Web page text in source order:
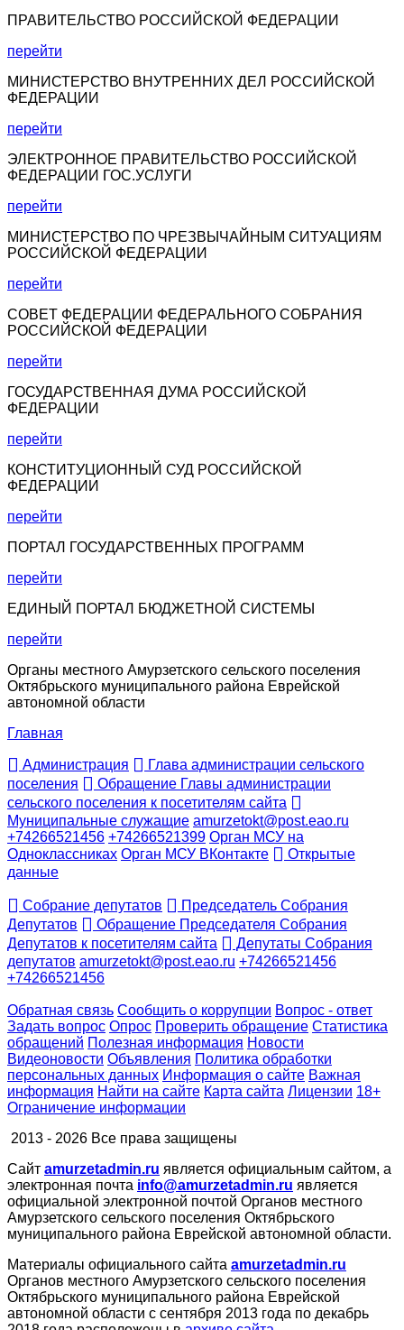
ПРАВИТЕЛЬСТВО РОССИЙСКОЙ ФЕДЕРАЦИИ
перейти
МИНИСТЕРСТВО ВНУТРЕННИХ ДЕЛ РОССИЙСКОЙ
ФЕДЕРАЦИИ
перейти
ЭЛЕКТРОННОЕ ПРАВИТЕЛЬСТВО РОССИЙСКОЙ
ФЕДЕРАЦИИ ГОС.УСЛУГИ
перейти
МИНИСТЕРСТВО ПО ЧРЕЗВЫЧАЙНЫМ СИТУАЦИЯМ
РОССИЙСКОЙ ФЕДЕРАЦИИ
перейти
СОВЕТ ФЕДЕРАЦИИ ФЕДЕРАЛЬНОГО СОБРАНИЯ
РОССИЙСКОЙ ФЕДЕРАЦИИ
перейти
ГОСУДАРСТВЕННАЯ ДУМА РОССИЙСКОЙ
ФЕДЕРАЦИИ
перейти
КОНСТИТУЦИОННЫЙ СУД РОССИЙСКОЙ
ФЕДЕРАЦИИ
перейти
ПОРТАЛ ГОСУДАРСТВЕННЫХ ПРОГРАММ
перейти
ЕДИНЫЙ ПОРТАЛ БЮДЖЕТНОЙ СИСТЕМЫ
перейти
Органы местного Амурзетского сельского поселения
Октябрьского муниципального района Еврейской
автономной области
Главная
Администрация
Глава администрации сельского
поселения
Обращение Главы администрации
сельского поселения к посетителям сайта
Муниципальные служащие amurzetokt@post.eao.ru
+74266521456 +74266521399 Орган МСУ на
Одноклассниках Орган МСУ ВКонтакте
Открытые
данные
Собрание депутатов
Председатель Собрания
Депутатов
Обращение Председателя Собрания
Депутатов к посетителям сайта
Депутаты Собрания
депутатов amurzetokt@post.eao.ru +74266521456
+74266521456
Обратная связь Сообщить о коррупции Вопрос - ответ
Задать вопрос Опрос Проверить обращение Статистика
обращений Полезная информация Новости
Видеоновости Объявления Политика обработки
персональных данных Информация о сайте Важная
информация Найти на сайте Карта сайта Лицензии 18+
Ограничение информации
2013 - 2026 Все права защищены
Сайт amurzetadmin.ru является официальным сайтом, а
электронная почта info@amurzetadmin.ru является
официальной электронной почтой Органов местного
Амурзетского сельского поселения Октябрьского
муниципального района Еврейской автономной области.
Материалы официального сайта amurzetadmin.ru
Органов местного Амурзетского сельского поселения
Октябрьского муниципального района Еврейской
автономной области с сентября 2013 года по декабрь